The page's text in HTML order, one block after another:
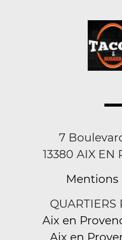
7
13380 AIX EN
Mentions
QUARTIERS
Aix en
Aix en